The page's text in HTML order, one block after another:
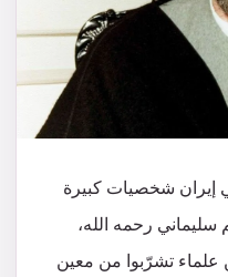
إيران شخصيات كبيرة
سليماني رحمه الله،
علماء تشرّبوا من معين